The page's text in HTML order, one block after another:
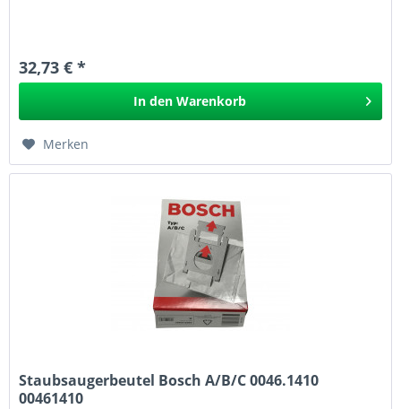
32,73 € *
In den Warenkorb
Merken
Staubsaugerbeutel Bosch A/B/C 0046.1410
00461410